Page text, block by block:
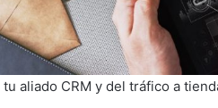
aliado CRM y del tráfico a